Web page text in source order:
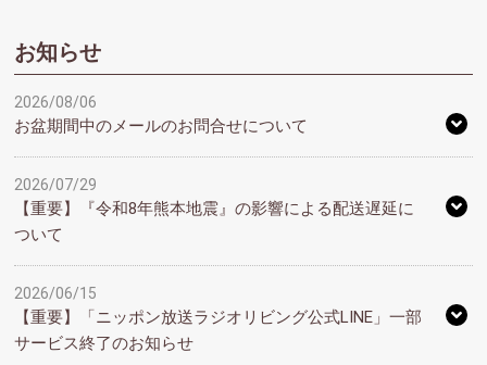
お知らせ
2026/08/06
お盆期間中のメールのお問合せについて
2026/07/29
【重要】『令和8年熊本地震』の影響による配送遅延に
ついて
2026/06/15
【重要】「ニッポン放送ラジオリビング公式LINE」一部
サービス終了のお知らせ